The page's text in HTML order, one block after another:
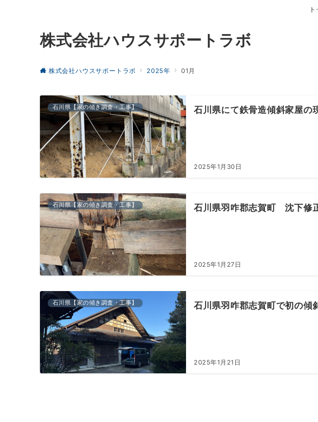
株式会社ハウスサポートラボ
株式会社ハウスサポートラボ 2025年 01月
石川県【家の傾き調査・工事】 石川県にて鉄骨造傾斜家屋の
2025年1月30日
石川県【家の傾き調査・工事】 石川県羽咋郡志賀町 沈下修
2025年1月27日
石川県【家の傾き調査・工事】 石川県羽咋郡志賀町で初の傾
2025年1月21日